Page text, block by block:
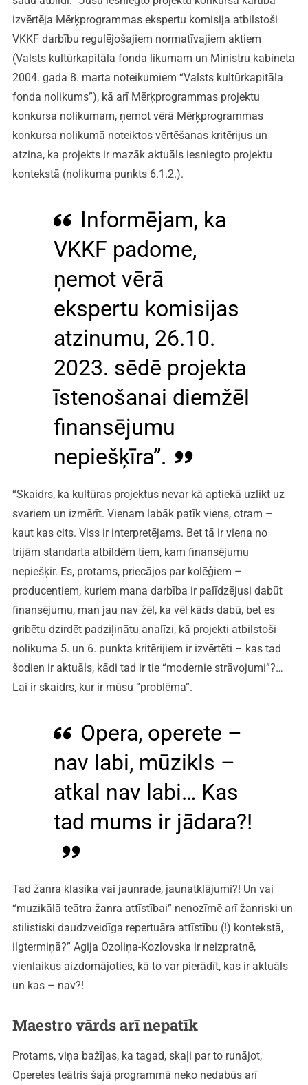
izvērtēja Mērķprogrammas ekspertu komisija atbilstoši
VKKF darbību regulējošajiem normatīvajiem aktiem
(Valsts kultūrkapitāla fonda likumam un Ministru kabineta
2004. gada 8. marta noteikumiem “Valsts kultūrkapitāla
fonda nolikums”), kā arī Mērķprogrammas projektu
konkursa nolikumam, ņemot vērā Mērķprogrammas
konkursa nolikumā noteiktos vērtēšanas kritērijus un
atzina, ka projekts ir mazāk aktuāls iesniegto projektu
kontekstā (nolikuma punkts 6.1.2.).
Informējam, ka
VKKF padome,
ņemot vērā
ekspertu komisijas
atzinumu, 26.10.
2023. sēdē projekta
īstenošanai diemžēl
finansējumu
nepiešķīra”.
“Skaidrs, ka kultūras projektus nevar kā aptiekā uzlikt uz
svariem un izmērīt. Vienam labāk patīk viens, otram –
kaut kas cits. Viss ir interpretējams. Bet tā ir viena no
trijām standarta atbildēm tiem, kam finansējumu
nepiešķir. Es, protams, priecājos par kolēģiem –
producentiem, kuriem mana darbība ir palīdzējusi dabūt
finansējumu, man jau nav žēl, ka vēl kāds dabū, bet es
gribētu dzirdēt padziļinātu analīzi, kā projekti atbilstoši
nolikuma 5. un 6. punkta kritērijiem ir izvērtēti – kas tad
šodien ir aktuāls, kādi tad ir tie “modernie strāvojumi”?…
Lai ir skaidrs, kur ir mūsu “problēma”.
Opera, operete –
nav labi, mūzikls –
atkal nav labi… Kas
tad mums ir jādara?!
Tad žanra klasika vai jaunrade, jaunatklājumi?! Un vai
“muzikālā teātra žanra attīstībai” nenozīmē arī žanriski un
stilistiski daudzveidīga repertuāra attīstību (!) kontekstā,
ilgtermiņā?” Agija Ozoliņa-Kozlovska ir neizpratnē,
vienlaikus aizdomājoties, kā to var pierādīt, kas ir aktuāls
un kas – nav?!
Maestro vārds arī nepatīk
Protams, viņa bažījas, ka tagad, skaļi par to runājot,
Operetes teātris šajā programmā neko nedabūs arī